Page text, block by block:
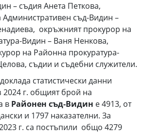
– съдия Анета Петкова,
Административен съд-Видин –
окръжният прокурор на
Видин – Ваня Ненкова,
на Районна прокуратура-
съдии и съдебни служители.
статистически данни
2024 г. общият брой на
в Районен съд-Видин е 4913, от
и 1797 наказателни. За
г. са постъпили общо 4279